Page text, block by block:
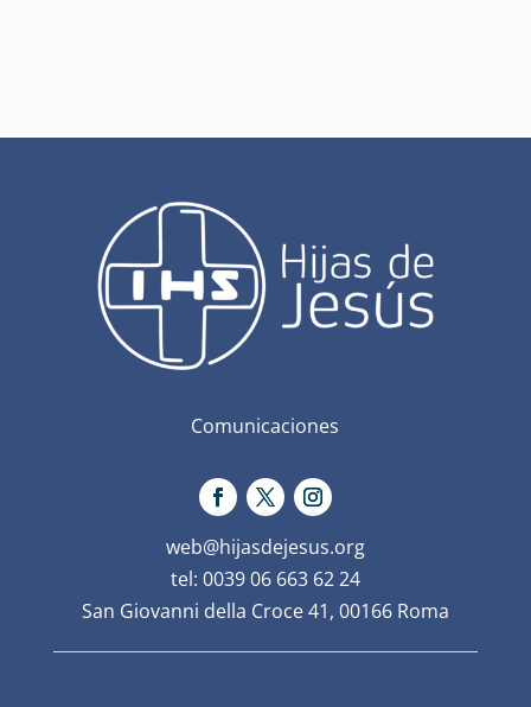
Comunicaciones
web@hijasdejesus.org
tel: 0039 06 663 62 24
San Giovanni della Croce 41, 00166 Roma